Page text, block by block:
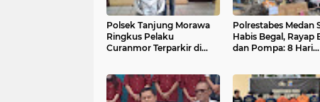
Polsek Tanjung Morawa
Ringkus Pelaku
Curanmor Terparkir di
Polrestabes Medan
Habis Begal, Rayap
dan Pompa: 8 Hari